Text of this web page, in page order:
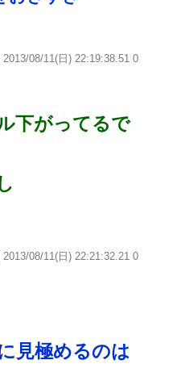
2013/08/11(日) 22:19:38.51 0
下がってるで
2013/08/11(日) 22:21:32.21 0
見極めるのは